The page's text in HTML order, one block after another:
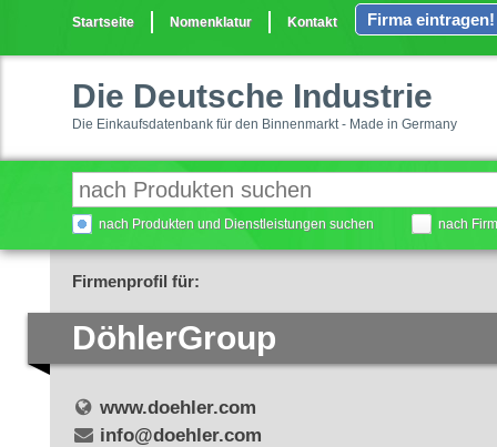
Startseite Nomenklatur Kontakt Firma eintragen!
Die Deutsche Industrie
Die Einkaufsdatenbank für den Binnenmarkt - Made in Germany
nach Produkten und Dienstleistungen suchen nach
Firmenprofil für:
DöhlerGroup
www.doehler.com
info@doehler.com